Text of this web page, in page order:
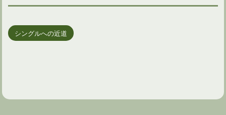
シングルへの近道